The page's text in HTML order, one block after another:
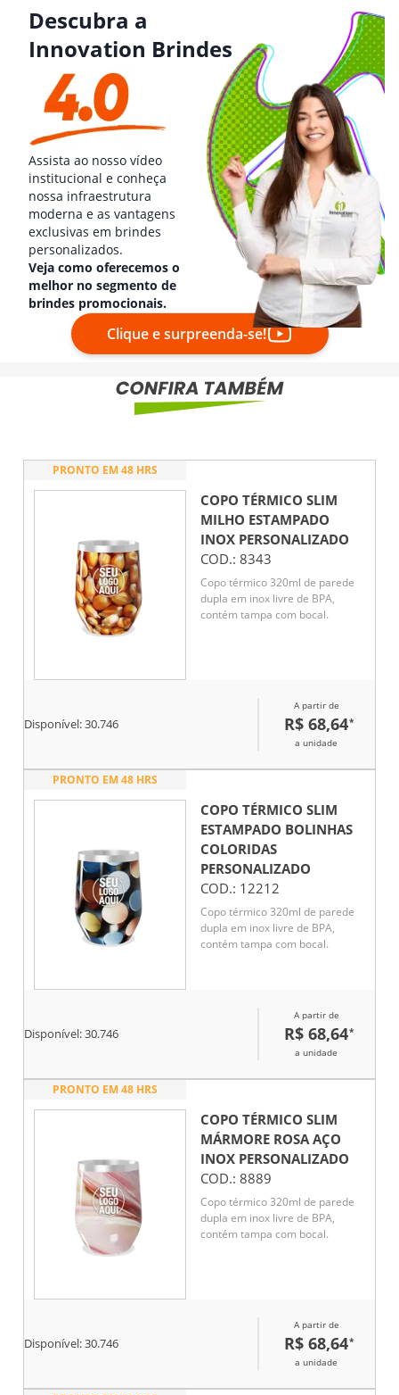
Descubra a
Innovation Brindes
Assista ao nosso vídeo
institucional e conheça
nossa infraestrutura
moderna e as vantagens
exclusivas em brindes
personalizados.
Veja como oferecemos o
melhor no segmento de
brindes promocionais.
Clique e surpreenda-se!
PRONTO EM 48 HRS
COPO TÉRMICO SLIM
MILHO ESTAMPADO
INOX PERSONALIZADO
COD.: 8343
Copo térmico 320ml de parede
dupla em inox livre de BPA,
contém tampa com bocal.
Disponível:30.746
A partir de
R$ 68,64*
a unidade
PRONTO EM 48 HRS
COPO TÉRMICO SLIM
ESTAMPADO BOLINHAS
COLORIDAS
PERSONALIZADO
COD.: 12212
Copo térmico 320ml de parede
dupla em inox livre de BPA,
contém tampa com bocal.
Disponível:30.746
A partir de
R$ 68,64*
a unidade
PRONTO EM 48 HRS
COPO TÉRMICO SLIM
MÁRMORE ROSA AÇO
INOX PERSONALIZADO
COD.: 8889
Copo térmico 320ml de parede
dupla em inox livre de BPA,
contém tampa com bocal.
Disponível:30.746
A partir de
R$ 68,64*
a unidade